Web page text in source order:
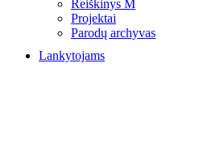
Reiškinys M
Projektai
Parodų archyvas
Lankytojams